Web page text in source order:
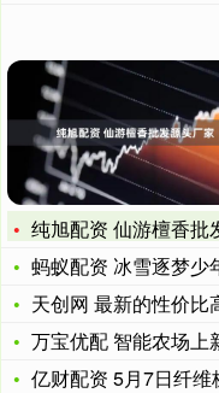
纯旭配资 仙游檀香批发源头
蚂蚁配资 冰雪逐梦少
天创网 最新的性价
万宝优配 智能农场上
亿财配资 5月7日纤